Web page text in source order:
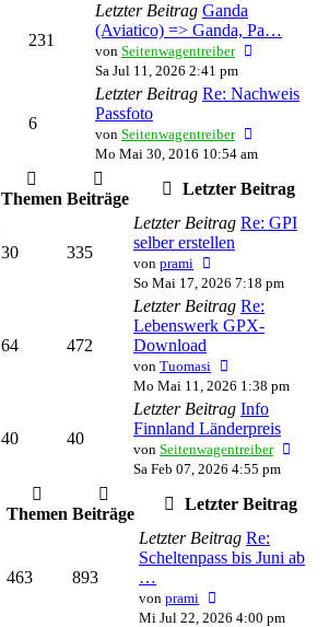
231
Letzter Beitrag Ganda
(Aviatico) => Ganda, Pa…
von Seitenwagentreiber
Sa Jul 11, 2026 2:41 pm
6
Letzter Beitrag Re: Nachweis
Passfoto
von Seitenwagentreiber
Beitrag
Mo Mai 30, 2016 10:54 am
Themen Beiträge
Letzter Beitrag
30 335
Letzter Beitrag Re: GPI
selber erstellen
von prami
Beitrag
So Mai 17, 2026 7:18 pm
64 472
Letzter Beitrag Re:
Lebenswerk GPX-
Download
von Tuomasi
Beitrag
Mo Mai 11, 2026 1:38 pm
40 40
Letzter Beitrag Info
Finnland Länderpreis
von Seitenwagentreiber
Sa Feb 07, 2026 4:55 pm
Themen Beiträge
Letzter Beitrag
463 893
Letzter Beitrag Re:
Scheltenpass bis Juni ab
…
von prami
Beitrag
Mi Jul 22, 2026 4:00 pm